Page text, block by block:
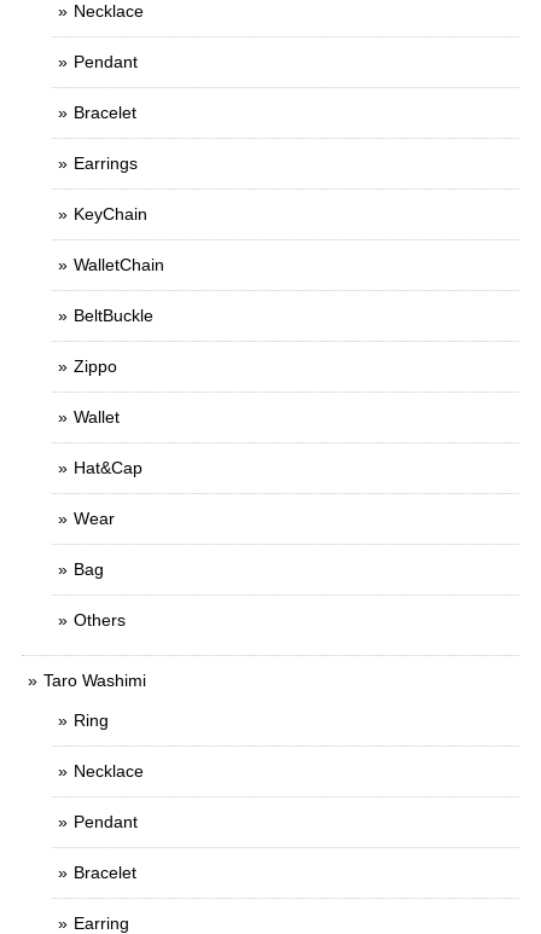
Necklace
Pendant
Bracelet
Earrings
KeyChain
WalletChain
BeltBuckle
Zippo
Wallet
Hat&Cap
Wear
Bag
Others
Taro Washimi
Ring
Necklace
Pendant
Bracelet
Earring